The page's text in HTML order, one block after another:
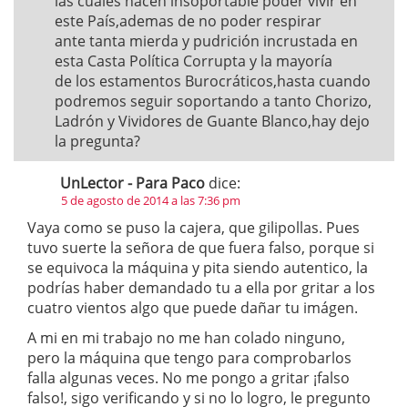
este País,ademas de no poder respirar
ante tanta mierda y pudrición incrustada en
esta Casta Política Corrupta y la mayoría
de los estamentos Burocráticos,hasta cuando
podremos seguir soportando a tanto Chorizo,
Ladrón y Vividores de Guante Blanco,hay dejo
la pregunta?
UnLector - Para Paco dice:
5 de agosto de 2014 a las 7:36 pm
Vaya como se puso la cajera, que gilipollas. Pues
tuvo suerte la señora de que fuera falso, porque si
se equivoca la máquina y pita siendo autentico, la
podrías haber demandado tu a ella por gritar a los
cuatro vientos algo que puede dañar tu imágen.
A mi en mi trabajo no me han colado ninguno,
pero la máquina que tengo para comprobarlos
falla algunas veces. No me pongo a gritar ¡falso
falso!, sigo verificando y si no lo logro, le pregunto